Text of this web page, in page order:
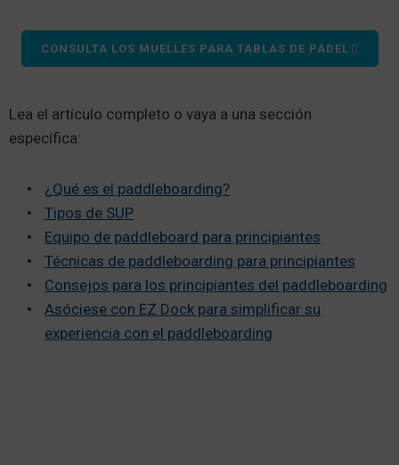
CONSULTA LOS MUELLES PARA TABLAS DE PÁDEL
Lea el artículo completo o vaya a una sección
específica:
¿Qué es el paddleboarding?
Tipos de SUP
Equipo de paddleboard para principiantes
Técnicas de paddleboarding para principiantes
Consejos para los principiantes del paddleboarding
Asóciese con EZ Dock para simplificar su
experiencia con el paddleboarding